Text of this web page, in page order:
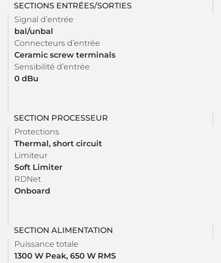
SECTIONS ENTRÉES/SORTIES
Signal d’entrée
bal/unbal
Connecteurs d’entrée
Ceramic screw terminals
Sensibilité d’entrée
0 dBu
SECTION PROCESSEUR
Protections
Thermal, short circuit
Limiteur
Soft Limiter
RDNet
Onboard
SECTION ALIMENTATION
Puissance totale
1300 W Peak, 650 W RMS